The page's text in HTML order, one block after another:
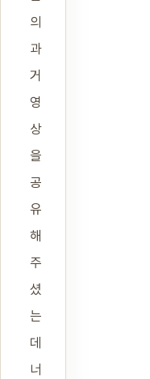
의
과
거
영
상
을
공
유
해
주
셨
는
데
너